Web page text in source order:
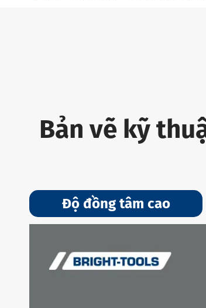
Bản vẽ kỹ
Độ đồng tâm cao